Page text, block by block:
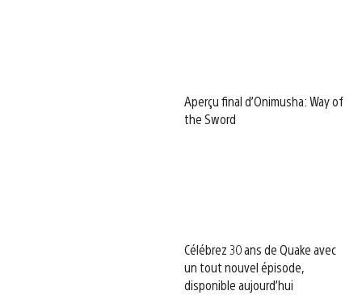
Aperçu final d’Onimusha: Way of
the Sword
Célébrez 30 ans de Quake avec
un tout nouvel épisode,
disponible aujourd’hui